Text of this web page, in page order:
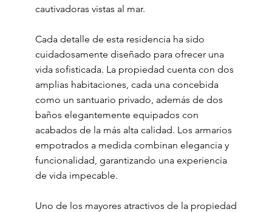
cautivadoras vistas al mar.
Cada detalle de esta residencia ha sido
cuidadosamente diseñado para ofrecer una
vida sofisticada. La propiedad cuenta con dos
amplias habitaciones, cada una concebida
como un santuario privado, además de dos
baños elegantemente equipados con
acabados de la más alta calidad. Los armarios
empotrados a medida combinan elegancia y
funcionalidad, garantizando una experiencia
de vida impecable.
Uno de los mayores atractivos de la propiedad